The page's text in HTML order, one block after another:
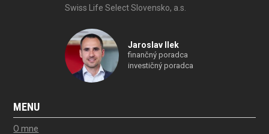
Swiss Life Select Slovensko, a.s.
Jaroslav Ilek
finančný poradca
investičný poradca
MENU
O mne